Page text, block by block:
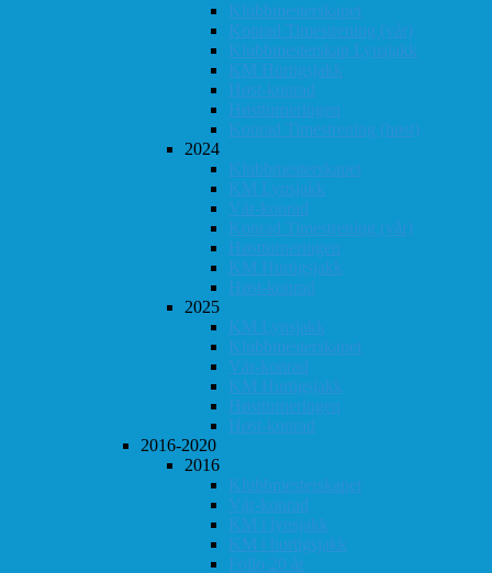
Klubbmesterskapet
Konrad Timestrening (vår)
Klubbmesterskap Lynsjakk
KM Hurtigsjakk
Høst-konrad
Høstturneringen
Konrad Timestrening (høst)
2024
Klubbmesterskapet
KM Lynsjakk
Vår-konrad
Konrad Timestrening (vår)
Høstturneringen
KM Hurtigsjakk
Høst-konrad
2025
KM Lynsjakk
Klubbmesterskapet
Vår-konrad
KM Hurtigsjakk
Høstturneringen
Høst-konrad
2016-2020
2016
Klubbmesterskapet
Vår-konrad
KM i lynsjakk
KM i hurtigsjakk
Follo 20 år